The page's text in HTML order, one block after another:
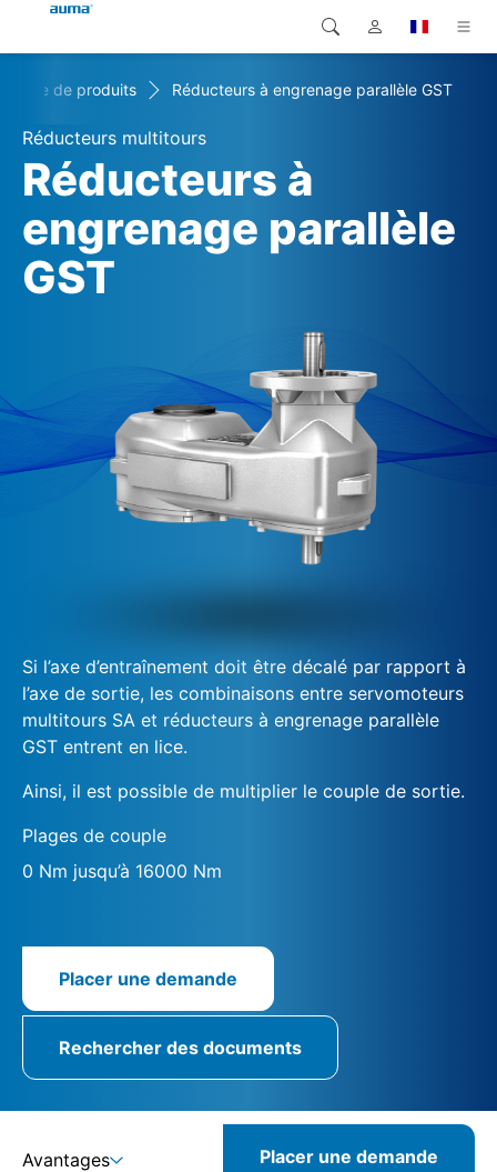
Produits
Solutions
Téléchargements
SAV support
Global
Europe
Asie et Océanie
Amérique du Nord
Recherche
de produits Réducteurs à engrenage parallèle GST
Réducteurs multitours
Réducteurs à
engrenage parallèle
GST
Si l’axe d’entraînement doit être décalé par rapport à
l’axe de sortie, les combinaisons entre servomoteurs
multitours SA et réducteurs à engrenage parallèle
GST entrent en lice.
Ainsi, il est possible de multiplier le couple de sortie.
Plages de couple
0 Nm jusqu’à 16000 Nm
Placer une demande
Rechercher des documents
Avantages Placer une demande